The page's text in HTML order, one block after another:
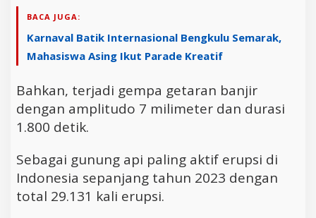
BACA JUGA:
Karnaval Batik Internasional Bengkulu Semarak,
Mahasiswa Asing Ikut Parade Kreatif
Bahkan, terjadi gempa getaran banjir
dengan amplitudo 7 milimeter dan durasi
1.800 detik.
Sebagai gunung api paling aktif erupsi di
Indonesia sepanjang tahun 2023 dengan
total 29.131 kali erupsi.